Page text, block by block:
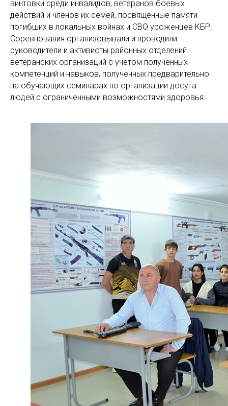
винтовки среди инвалидов, ветеранов боевых
действий и членов их семей, посвящённые памяти
погибших в локальных войнах и СВО уроженцев КБР.
Соревнования организовывали и проводили
руководители и активисты районных отделений
ветеранских организаций с учётом полученных
компетенций и навыков, полученных предварительно
на обучающих семинарах по организации досуга
людей с ограниченными возможностями здоровья.